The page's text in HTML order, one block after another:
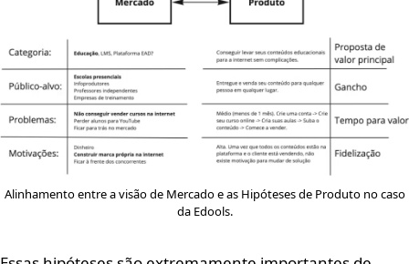
Alinhamento entre a visão de Mercado e as Hipóteses de Produto no caso
da Edools.